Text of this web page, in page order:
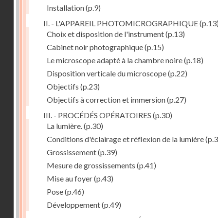
Installation(p.9)
II. - L'APPAREIL PHOTOMICROGRAPHIQUE
Choix et disposition de l'instrument(p.13)
Cabinet noir photographique(p.15)
Le microscope adapté à la chambre noire(p.18)
Disposition verticale du microscope(p.22)
Objectifs (p.23)
Objectifs à correction et immersion(p.27)
III. - PROCÉDÉS OPÉRATOIRES (p.30)
La lumière.(p.30)
Conditions d'éclairage et réflexion de la lumière
Grossissement(p.39)
Mesure de grossissements (p.41)
Mise au foyer(p.43)
Pose(p.46)
Développement(p.49)